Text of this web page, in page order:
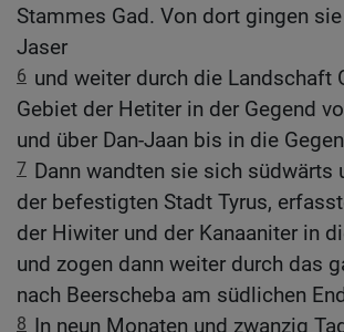
Stammes Gad. Von dort gingen
Jaser
6 und weiter durch die Landschaft
Gebiet der Hetiter in der Gegend
und über Dan-Jaan bis in die
7 Dann wandten sie sich südwärts
der befestigten Stadt Tyrus,
der Hiwiter und der Kanaaniter in
und zogen dann weiter durch das
nach Beerscheba am südlichen
8 In neun Monaten und zwanzig